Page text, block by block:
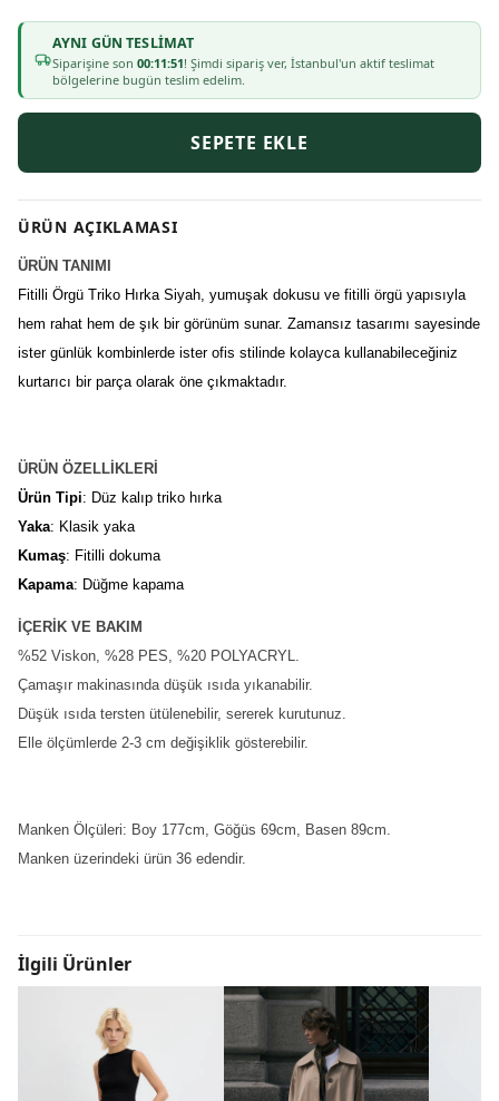
AYNI GÜN TESLIMAT
Siparişine son 00:11:51! Şimdi sipariş ver, İstanbul'un aktif teslimat
bölgelerine bugün teslim edelim.
SEPETE EKLE
ÜRÜN AÇIKLAMASI
ÜRÜN TANIMI
Fitilli Örgü Triko Hırka Siyah, yumuşak dokusu ve fitilli örgü yapısıyla
hem rahat hem de şık bir görünüm sunar. Zamansız tasarımı sayesinde
ister günlük kombinlerde ister ofis stilinde kolayca kullanabileceğiniz
kurtarıcı bir parça olarak öne çıkmaktadır.
ÜRÜN ÖZELLİKLERİ
Ürün Tipi: Düz kalıp triko hırka
Yaka: Klasik yaka
Kumaş: Fitilli dokuma
Kapama: Düğme kapama
İÇERİK VE BAKIM
%52 Viskon, %28 PES, %20 POLYACRYL.
Çamaşır makinasında düşük ısıda yıkanabilir.
Düşük ısıda tersten ütülenebilir, sererek kurutunuz.
Elle ölçümlerde 2-3 cm değişiklik gösterebilir.
Manken Ölçüleri: Boy 177cm, Göğüs 69cm, Basen 89cm.
Manken üzerindeki ürün 36 edendir.
İlgili Ürünler